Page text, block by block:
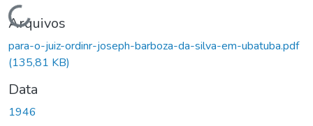
Carregando...
Arquivos
para-o-juiz-ordinr-joseph-barboza-da-silva-em-ubatuba.pdf
(135,81 KB)
Data
1946